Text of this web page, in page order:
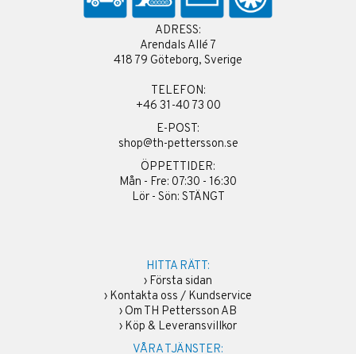
ADRESS:
Arendals Allé 7
418 79 Göteborg, Sverige
TELEFON:
+46 31-40 73 00
E-POST:
shop@th-pettersson.se
ÖPPETTIDER:
Mån - Fre: 07:30 - 16:30
Lör - Sön: STÄNGT
HITTA RÄTT:
› Första sidan
› Kontakta oss / Kundservice
› Om TH Pettersson AB
› Köp & Leveransvillkor
VÅRA TJÄNSTER: